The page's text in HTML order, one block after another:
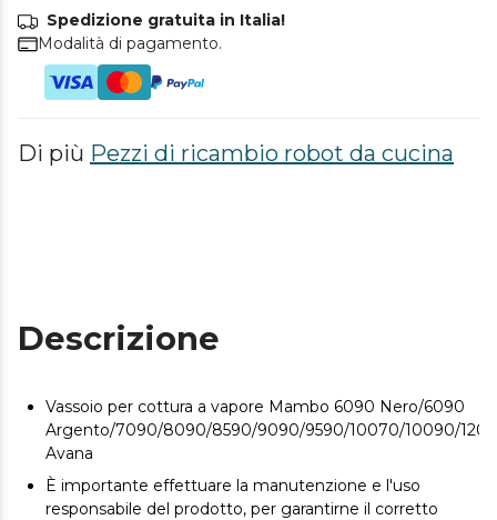
Spedizione gratuita in Italia!
Modalità di pagamento.
Di più Pezzi di ricambio robot da cucina
Descrizione
Vassoio per cottura a vapore Mambo 6090 Nero/6090
Argento/7090/8090/8590/9090/9590/10070/10090/
Avana
È importante effettuare la manutenzione e l'uso
responsabile del prodotto, per garantirne il corretto